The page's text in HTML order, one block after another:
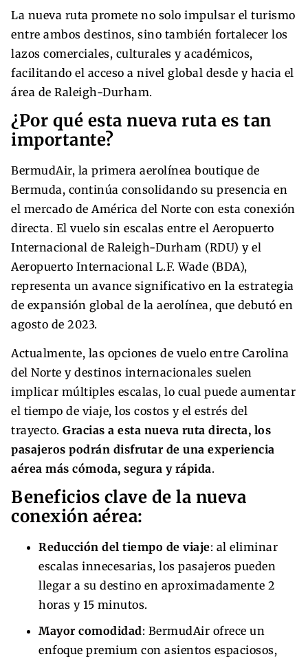
La nueva ruta promete no solo impulsar el turismo
entre ambos destinos, sino también fortalecer los
lazos comerciales, culturales y académicos,
facilitando el acceso a nivel global desde y hacia el
área de Raleigh-Durham.
¿Por qué esta nueva ruta es tan
importante?
BermudAir, la primera aerolínea boutique de
Bermuda, continúa consolidando su presencia en
el mercado de América del Norte con esta conexión
directa. El vuelo sin escalas entre el Aeropuerto
Internacional de Raleigh-Durham (RDU) y el
Aeropuerto Internacional L.F. Wade (BDA),
representa un avance significativo en la estrategia
de expansión global de la aerolínea, que debutó en
agosto de 2023.
Actualmente, las opciones de vuelo entre Carolina
del Norte y destinos internacionales suelen
implicar múltiples escalas, lo cual puede aumentar
el tiempo de viaje, los costos y el estrés del
trayecto. Gracias a esta nueva ruta directa, los
pasajeros podrán disfrutar de una experiencia
aérea más cómoda, segura y rápida.
Beneficios clave de la nueva
conexión aérea:
Reducción del tiempo de viaje: al eliminar
escalas innecesarias, los pasajeros pueden
llegar a su destino en aproximadamente 2
horas y 15 minutos.
Mayor comodidad: BermudAir ofrece un
enfoque premium con asientos espaciosos,